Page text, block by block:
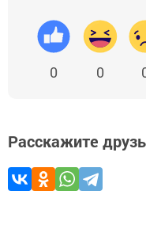
0 0
Расскажите